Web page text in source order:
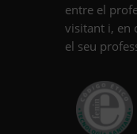
entre el
visitant i, en
el seu